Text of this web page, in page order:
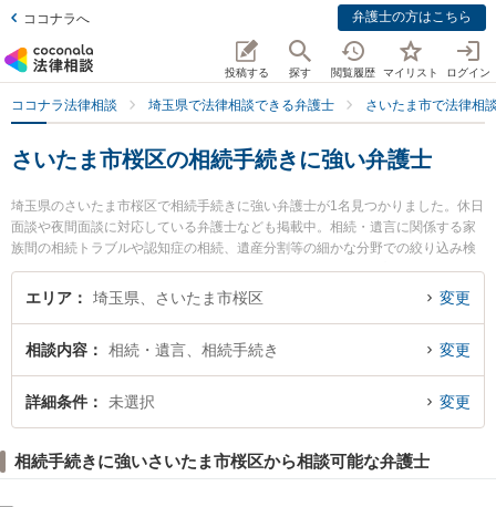
ココナラへ 弁護士の方はこちら
投稿する 探す 閲覧履歴 マイリスト ログイン
ココナラ法律相談 埼玉県で法律相談できる弁護士 さいたま市で法律相
さいたま市桜区の相続手続きに強い弁護士
埼玉県のさいたま市桜区で相続手続きに強い弁護士が1名見つかりました。休日
面談や夜間面談に対応している弁護士なども掲載中。相続・遺言に関係する家
族間の相続トラブルや認知症の相続、遺産分割等の細かな分野での絞り込み検
索もでき便利です。特に柏木法律事務所の柏木 恭平弁護士のプロフィール情報
や弁護士費用、強みなどが注目されています。『さいたま市桜区で土日や夜間
相続手続きを法律相談できるさいたま市桜区内の弁護士に相談予約したい』な
どでお困りの相談者さんにおすすめです。
エリア 埼玉県、さいたま市桜区 変更
相談内容 相続・遺言、相続手続き 変更
詳細条件 未選択 変更
相続手続きに強いさいたま市桜区から相談可能な弁護士